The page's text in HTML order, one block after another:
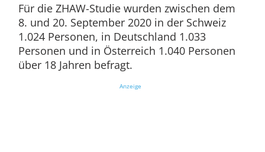
Für die ZHAW-Studie wurden zwischen dem
8. und 20. September 2020 in der Schweiz
1.024 Personen, in Deutschland 1.033
Personen und in Österreich 1.040 Personen
über 18 Jahren befragt.
Anzeige